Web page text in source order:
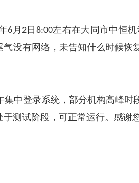
6 月 2日 8:00左右在大同市中恒
没有网络，未告知什么时候
集中登录系统，部分机构高峰
测试阶段，可正常运行。感谢